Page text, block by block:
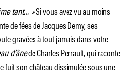
tant… »Si vous avez vu au moins
de fées de Jacques Demy, ses
gravées à tout jamais dans votre
d’ânede Charles Perrault, qui raconte
fuit son château dissimulée sous une